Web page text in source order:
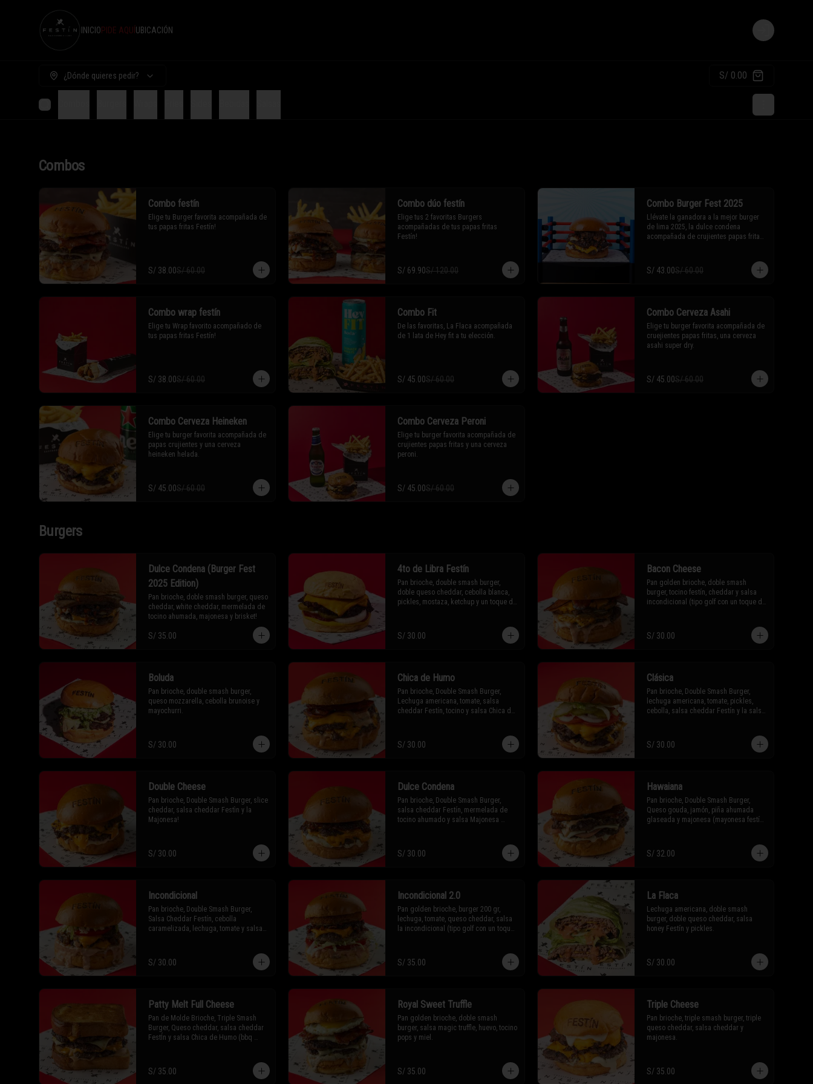
INICIOPIDE AQUÍ UBICACIÓN
Login
¿Dónde quieres pedir? S/ 0.00
Combos
Combo festín
Elige tu Burger favorita acompañada de
tus papas fritas Festín!
S/ 38.00S/ 60.00
Combo dúo festín
Elige tus 2 favoritas Burgers
acompañadas de tus papas fritas
Festín!
S/ 69.90S/ 120.00
Combo Burger Fest 2025
Llévate la ganadora a la mejor burger
de lima 2025, la dulce condena
acompañada de crujientes papas fritas
S/ 43.00S/ 60.00
Combo wrap festín
Elige tu Wrap favorito acompañado de
tus papas fritas Festín!
S/ 38.00S/ 60.00
Combo Fit
De las favoritas, La Flaca acompañada
de 1 lata de Hey fit a tu elección.
S/ 45.00S/ 60.00
Combo Cerveza Asahi
Elige tu burger favorita acompañada de
cruejientes papas fritas, una cerveza
asahi super dry.
S/ 45.00S/ 60.00
Combo Cerveza Heineken
Elige tu burger favorita acompañada de
papas crujientes y una cerveza
heineken helada.
S/ 45.00S/ 60.00
Combo Cerveza Peroni
Elige tu burger favorita acompañada de
crujientes papas fritas y una cerveza
peroni.
S/ 45.00S/ 60.00
Burgers
Dulce Condena (Burger Fest
2025 Edition)
Pan brioche, doble smash burger, queso
cheddar, white cheddar, mermelada de
tocino ahumada, majonesa y brisket!
S/ 35.00
4to de Libra Festín
Pan brioche, double smash burger,
doble queso cheddar, cebolla blanca,
pickles, mostaza, ketchup y un toque de
S/ 30.00
Bacon Cheese
Pan golden brioche, doble smash
burger, tocino festín, cheddar y salsa
incondicional (tipo golf con un toque de
S/ 30.00
Boluda
Pan brioche, double smash burger,
queso mozzarella, cebolla brunoise y
mayochurri.
S/ 30.00
Chica de Humo
Pan brioche, Double Smash Burger,
Lechuga americana, tomate, salsa
cheddar Festín, tocino y salsa Chica de
S/ 30.00
Clásica
Pan brioche, Double Smash Burger,
lechuga americana, tomate, pickles,
cebolla, salsa cheddar Festín y la salsa
S/ 30.00
Double Cheese
Pan brioche, Double Smash Burger, slice
cheddar, salsa cheddar Festìn y la
Majonesa!
S/ 30.00
Dulce Condena
Pan brioche, Double Smash Burger,
salsa cheddar Festín, mermelada de
tocino ahumado y salsa Majonesa
S/ 30.00
Hawaiana
Pan brioche, Double Smash Burger,
Queso gouda, jamón, piña ahumada
glaseada y majonesa (mayonesa festín
S/ 32.00
Incondicional
Pan brioche, Double Smash Burger,
Salsa Cheddar Festín, cebolla
caramelizada, lechuga, tomate y salsa
S/ 30.00
Incondicional 2.0
Pan golden brioche, burger 200 gr,
lechuga, tomate, queso cheddar, salsa
la incondicional (tipo golf con un toque
S/ 35.00
La Flaca
Lechuga americana, doble smash
burger, doble queso cheddar, salsa
honey Festín y pickles.
S/ 30.00
Patty Melt Full Cheese
Pan de Molde Brioche, Triple Smash
Burger, Queso cheddar, salsa cheddar
FestÍn y salsa Chica de Humo (bbq
S/ 35.00
Royal Sweet Truffle
Pan golden brioche, doble smash
burger, salsa magic truffle, huevo, tocino
pops y miel.
S/ 35.00
Triple Cheese
Pan brioche, triple smash burger, triple
queso cheddar, salsa cheddar y
majonesa.
S/ 35.00